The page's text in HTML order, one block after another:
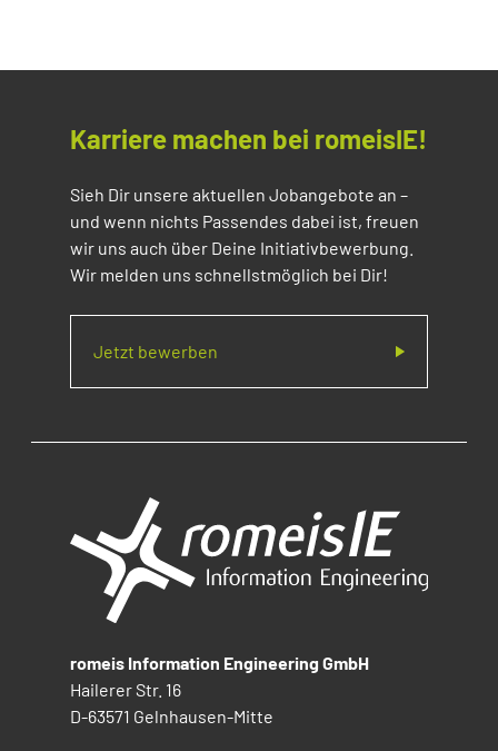
Karriere machen bei romeisIE!
Sieh Dir unsere aktuellen Jobangebote an –
und wenn nichts Passendes dabei ist, freuen
wir uns auch über Deine Initiativbewerbung.
Wir melden uns schnellstmöglich bei Dir!
Jetzt bewerben
romeis Information Engineering GmbH
Hailerer Str. 16
D-63571 Gelnhausen-Mitte